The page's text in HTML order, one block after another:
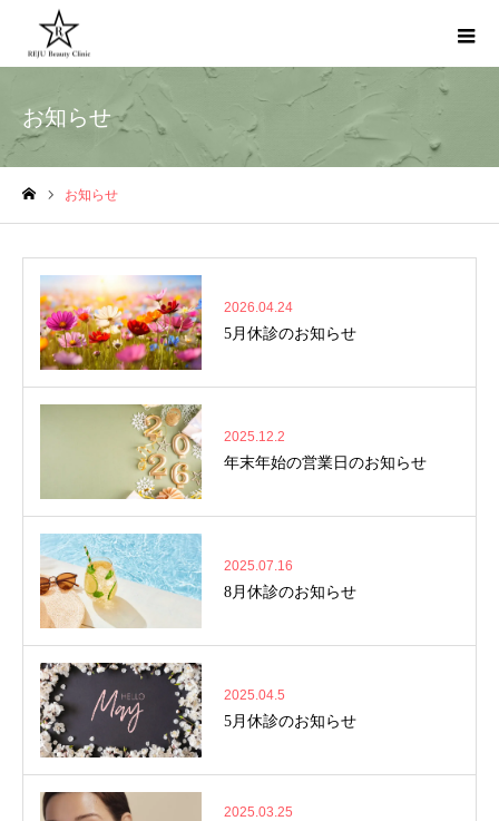
お知らせ
お知らせ
2026.04.24
5月休診のお知らせ
2025.12.2
年末年始の営業日のお知らせ
2025.07.16
8月休診のお知らせ
2025.04.5
5月休診のお知らせ
2025.03.25